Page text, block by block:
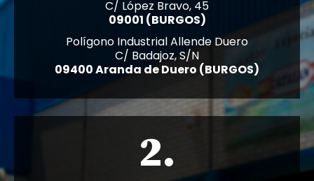
C/ López Bravo, 45
09001 (BURGOS)
Polígono Industrial Allende Duero
C/ Badajoz, S/N
09400 Aranda de Duero (BURGOS)
2.